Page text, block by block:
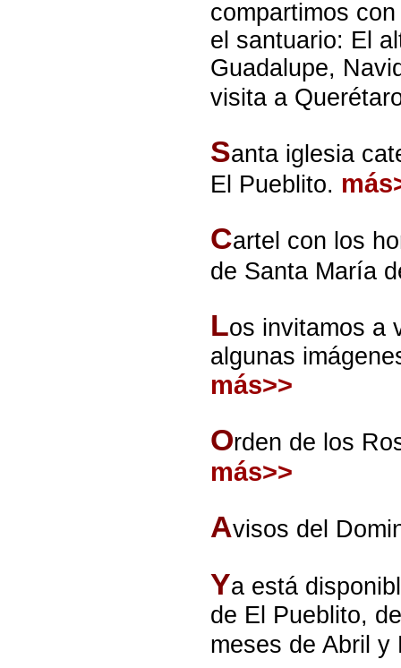
compartimos
el santuario: El
Guadalupe,
visita a
Santa iglesia
El Pueblito.
Cartel con los
de Santa María
Los invitamos a
algunas
más>>
Orden de los
más>>
Avisos del
Ya está
de El Pueblito,
meses de Abril y